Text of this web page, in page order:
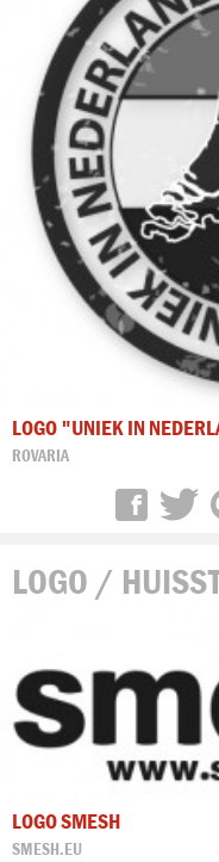
LOGO "UNIEK IN
ROVARIA
LOGO /
LOGO SMESH
SMESH.EU